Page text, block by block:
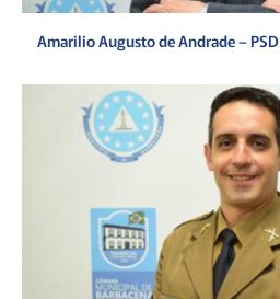
Amarilio Augusto de Andrade – PSD